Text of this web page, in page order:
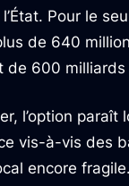
Pour le
de 640
de 600
l’option
vis-à-vis des
encore